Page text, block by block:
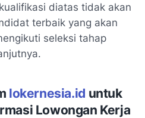
diatas tidak akan
terbaik yang akan
seleksi tahap
lokernesia.id untuk
Lowongan Kerja